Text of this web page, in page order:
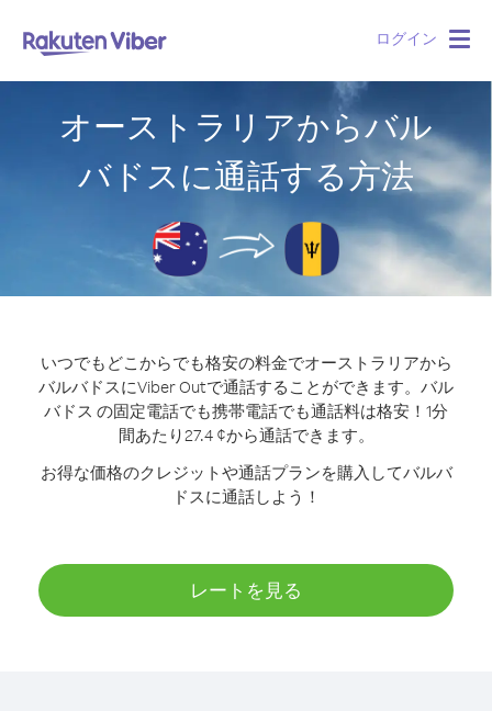
ログイン
オーストラリアからバル
バドスに通話する方法
いつでもどこからでも格安の料金でオーストラリアから
バルバドスにViber Outで通話することができます。 バル
バドス の固定電話でも携帯電話でも通話料は格安！1分
間あたり27.4 ¢から通話できます。
お得な価格のクレジットや通話プランを購入してバルバ
ドスに通話しよう！
レートを見る